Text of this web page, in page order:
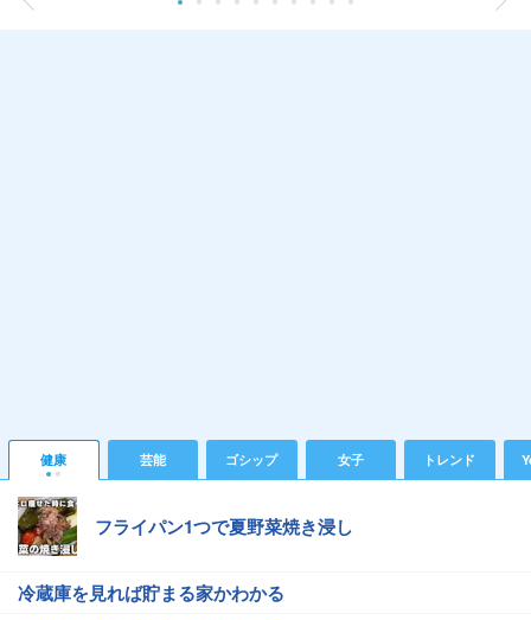
健康 芸能 ゴシップ 女子 トレンド
フライパン1つで夏野菜焼き浸し
冷蔵庫を見れば貯まる家かわかる